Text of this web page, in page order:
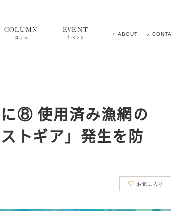
COLUMN
コラム
EVENT
イベント ABOUT
⑧ 使用済み漁網の
トギア」発生を防
お気に入り